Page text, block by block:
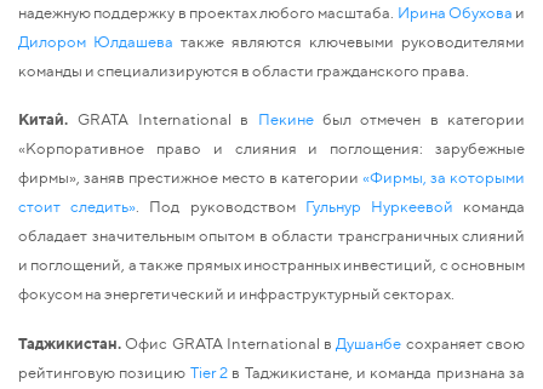
надежную поддержку в проектах любого масштаба. Ирина Обухова
Дилором Юлдашева также являются ключевыми руководителями
команды и специализируются в области гражданского права.
Китай. GRATA International в Пекине был отмечен в категории
«Корпоративное право и слияния и поглощения: зарубежные
фирмы», заняв престижное место в категории «Фирмы, за которыми
стоит следить». Под руководством Гульнур Нуркеевой команда
обладает значительным опытом в области трансграничных слияний
и поглощений, а также прямых иностранных инвестиций, с основным
фокусом на энергетический и инфраструктурный секторах.
Таджикистан. Офис GRATA International в Душанбе сохраняет свою
рейтинговую позицию Tier 2 в Таджикистане, и команда признана за